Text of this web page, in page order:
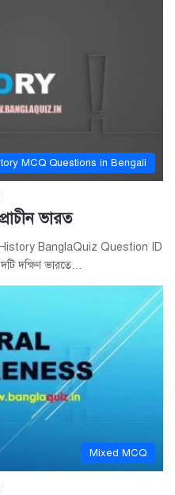
MCQ Questions in Bengali
ভারত
BanglaQuiz Question ID
দক্ষিণ ভারতে…
Mixed MCQ